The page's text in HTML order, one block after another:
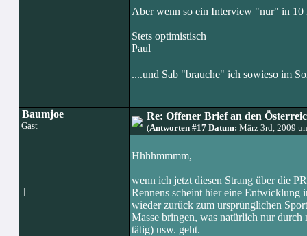
Aber wenn so ein Interview "nur" in
Stets optimistisch
Paul
....und Sab "brauche" ich sowieso im
Baumjoe
Gast
|
Re: Offener Brief an den
(Antworten #17 Datum: März 3rd, 2009
Hhhhmmmm,
wenn ich jetzt diesen Strang über die
Rennens scheint hier eine
wieder zurück zum ursprünglichen
Masse bringen, was natürlich nur
tätig) usw. geht.